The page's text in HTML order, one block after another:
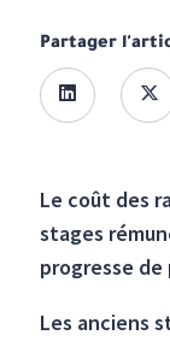
Partager
Le coût des
stages
progresse
Les anciens